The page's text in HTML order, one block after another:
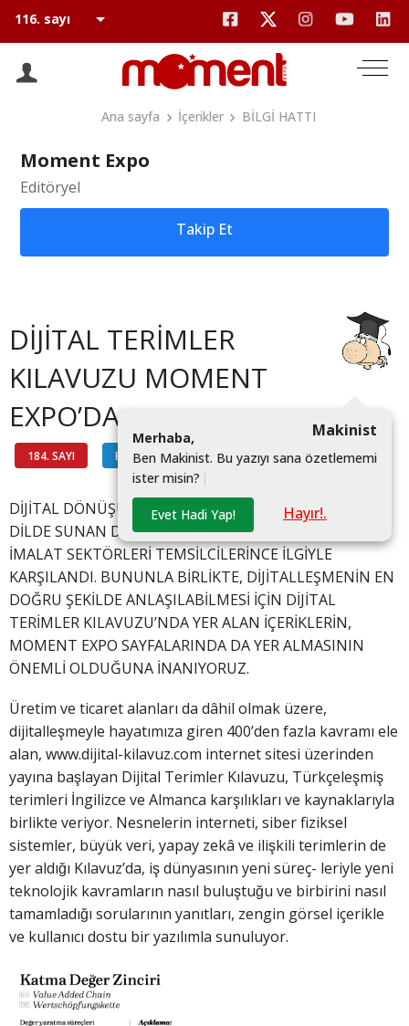
Ana sayfa İçerikler BİLGİ HATTI
Moment Expo
Editöryel
Takip Et
DİJİTAL TERİMLER
KILAVUZU MOMENT
EXPO’DA
184. SAYI BİLGİ HATTI #
Makinist
Merhaba,
Ben Makinist. Bu yazıyı sana özetlememi
ister misin? |
Evet Hadi Yap! Hayır!.
DİJİTAL DÖNÜŞÜMÜN 700’E YAKIN KAVRAMINI ÜÇ
DİLDE SUNAN DİJİTAL TERİMLER KILAVUZU, TÜM
İMALAT SEKTÖRLERİ TEMSİLCİLERİNCE İLGİYLE
KARŞILANDI. BUNUNLA BİRLİKTE, DİJİTALLEŞMENİN EN
DOĞRU ŞEKİLDE ANLAŞILABİLMESİ İÇİN DİJİTAL
TERİMLER KILAVUZU’NDA YER ALAN İÇERİKLERİN,
MOMENT EXPO SAYFALARINDA DA YER ALMASININ
ÖNEMLİ OLDUĞUNA İNANIYORUZ.
Üretim ve ticaret alanları da dâhil olmak üzere,
dijitalleşmeyle hayatımıza giren 400’den fazla kavramı ele
alan, www.dijital-kilavuz.com internet sitesi üzerinden
yayına başlayan Dijital Terimler Kılavuzu, Türkçeleşmiş
terimleri İngilizce ve Almanca karşılıkları ve kaynaklarıyla
birlikte veriyor. Nesnelerin interneti, siber fiziksel
sistemler, büyük veri, yapay zekâ ve ilişkili terimlerin de
yer aldığı Kılavuz’da, iş dünyasının yeni süreç- leriyle yeni
teknolojik kavramların nasıl buluştuğu ve birbirini nasıl
tamamladığı sorularının yanıtları, zengin görsel içerikle
ve kullanıcı dostu bir yazılımla sunuluyor.